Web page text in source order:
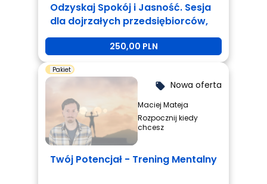
Odzyskaj Spokój i Jasność. Sesja
dla dojrzałych przedsiębiorców,
którzy są zmęczeni i potrzebują
250,00 PLN
Pakiet
local_offer Nowa oferta
Maciej Mateja
Rozpocznij kiedy
chcesz
Twój Potencjał - Trening Mentalny